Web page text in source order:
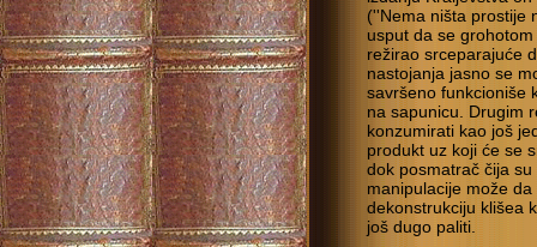
(''Nema ništa prostije
usput da se
režirao srceparajuće
nastojanja jasno se
savršeno funkcioniše
na sapunicu. Drugim
konzumirati kao još
produkt uz koji će se
dok posmatrač čija
manipulacije može
dekonstrukciju klišea
još dugo paliti.